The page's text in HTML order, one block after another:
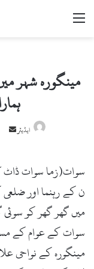
مینگورہ شہر
ایڈیٹر
d
n
e
m
i
ن کے رہنما اور
میں گھر گھر کو سوئی
سوات کے عوام کے